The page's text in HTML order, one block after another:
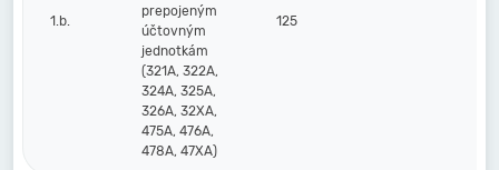
1.b.
prepojeným
účtovným
jednotkám
(321A, 322A,
324A, 325A,
326A, 32XA,
475A, 476A,
478A, 47XA)
125